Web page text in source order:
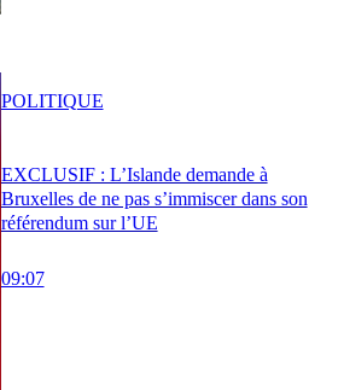
EXCLUSIF : L’Islande demande à
Bruxelles de ne pas s’immiscer dans son
référendum sur l’UE
09:07
POLITIQUE